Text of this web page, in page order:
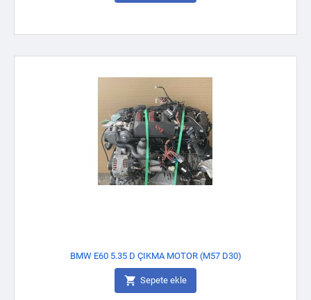
BMW E60 5.35 D ÇIKMA MOTOR (M57 D30)
 Sepete ekle